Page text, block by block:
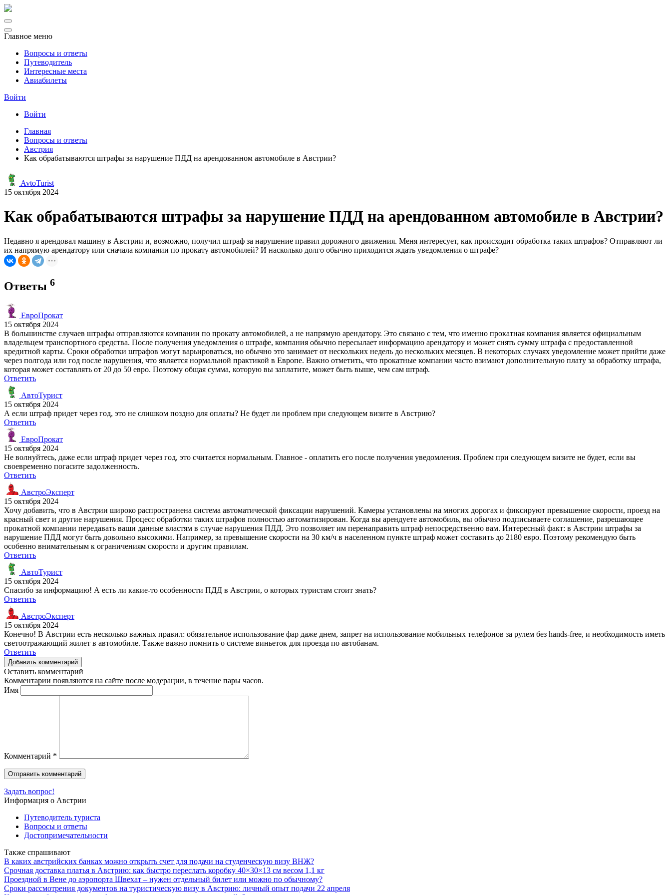
Главное меню
Вопросы и ответы
Путеводитель
Интересные места
Авиабилеты
Войти
Войти
Главная
Вопросы и ответы
Австрия
Как обрабатываются штрафы за нарушение ПДД на арендованном автомобиле в Австрии?
AvtoTurist
15 октября 2024
Как обрабатываются штрафы за нарушение ПДД на арендованном автомобиле в Австрии?
Недавно я арендовал машину в Австрии и, возможно, получил штраф за нарушение правил дорожного движения. Меня интересует, как происходит обработка таких штрафов? Отправляют ли
их напрямую арендатору или сначала компании по прокату автомобилей? И насколько долго обычно приходится ждать уведомления о штрафе?
Ответы 6
ЕвроПрокат
15 октября 2024
В большинстве случаев штрафы отправляются компании по прокату автомобилей, а не напрямую арендатору. Это связано с тем, что именно прокатная компания является официальным
владельцем транспортного средства. После получения уведомления о штрафе, компания обычно пересылает информацию арендатору и может снять сумму штрафа с предоставленной
кредитной карты. Сроки обработки штрафов могут варьироваться, но обычно это занимает от нескольких недель до нескольких месяцев. В некоторых случаях уведомление может прийти даже
через полгода или год после нарушения, что является нормальной практикой в Европе. Важно отметить, что прокатные компании часто взимают дополнительную плату за обработку штрафа,
которая может составлять от 20 до 50 евро. Поэтому общая сумма, которую вы заплатите, может быть выше, чем сам штраф.
Ответить
АвтоТурист
15 октября 2024
А если штраф придет через год, это не слишком поздно для оплаты? Не будет ли проблем при следующем визите в Австрию?
Ответить
ЕвроПрокат
15 октября 2024
Не волнуйтесь, даже если штраф придет через год, это считается нормальным. Главное - оплатить его после получения уведомления. Проблем при следующем визите не будет, если вы
своевременно погасите задолженность.
Ответить
АвстроЭксперт
15 октября 2024
Хочу добавить, что в Австрии широко распространена система автоматической фиксации нарушений. Камеры установлены на многих дорогах и фиксируют превышение скорости, проезд на
красный свет и другие нарушения. Процесс обработки таких штрафов полностью автоматизирован. Когда вы арендуете автомобиль, вы обычно подписываете соглашение, разрешающее
прокатной компании передавать ваши данные властям в случае нарушения ПДД. Это позволяет им перенаправить штраф непосредственно вам. Интересный факт: в Австрии штрафы за
нарушение ПДД могут быть довольно высокими. Например, за превышение скорости на 30 км/ч в населенном пункте штраф может составить до 2180 евро. Поэтому рекомендую быть
особенно внимательным к ограничениям скорости и другим правилам.
Ответить
АвтоТурист
15 октября 2024
Спасибо за информацию! А есть ли какие-то особенности ПДД в Австрии, о которых туристам стоит знать?
Ответить
АвстроЭксперт
15 октября 2024
Конечно! В Австрии есть несколько важных правил: обязательное использование фар даже днем, запрет на использование мобильных телефонов за рулем без hands-free, и необходимость иметь
светоотражающий жилет в автомобиле. Также важно помнить о системе виньеток для проезда по автобанам.
Ответить
Добавить комментарий
Оставить комментарий
Комментарии появляются на сайте после модерации, в течение пары часов.
Имя
Комментарий *
Задать вопрос!
Информация о Австрии
Путеводитель туриста
Вопросы и ответы
Достопримечательности
Также спрашивают
В каких австрийских банках можно открыть счет для подачи на студенческую визу ВНЖ?
Срочная доставка платья в Австрию: как быстро переслать коробку 40×30×13 см весом 1,1 кг
Проездной в Вене до аэропорта Швехат – нужен отдельный билет или можно по обычному?
Сроки рассмотрения документов на туристическую визу в Австрию: личный опыт подачи 22 апреля